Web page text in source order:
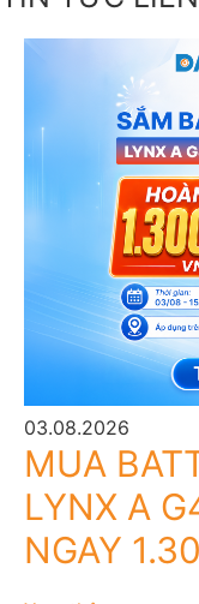
03.08.2026
MUA
LYNX A
NGAY